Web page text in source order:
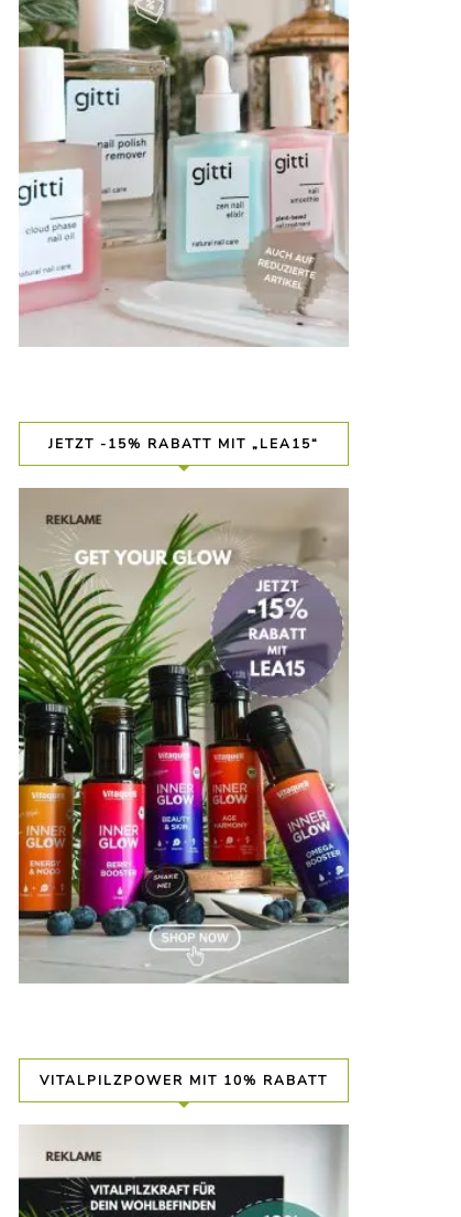
JETZT -15% RABATT MIT „LEA15“
VITALPILZPOWER MIT 10% RABATT